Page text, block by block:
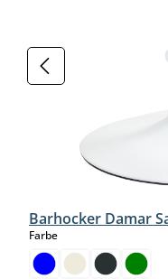
Barhocker Damar
Farbeauswählen